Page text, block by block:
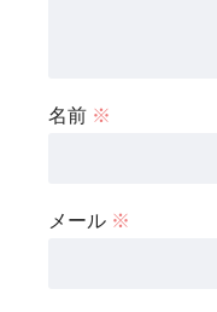
名前 ※
メール ※